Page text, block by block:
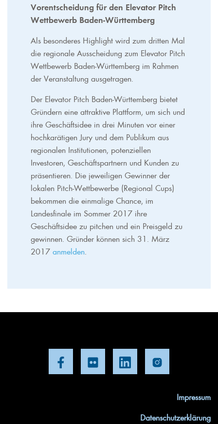
Vorentscheidung für den Elevator Pitch
Wettbewerb Baden-Württemberg
Als besonderes Highlight wird zum dritten Mal
die regionale Ausscheidung zum Elevator Pitch
Wettbewerb Baden-Württemberg im Rahmen
der Veranstaltung ausgetragen.
Der Elevator Pitch Baden-Württemberg bietet
Gründern eine attraktive Plattform, um sich und
ihre Geschäftsidee in drei Minuten vor einer
hochkarätigen Jury und dem Publikum aus
regionalen Institutionen, potenziellen
Investoren, Geschäftspartnern und Kunden zu
präsentieren. Die jeweiligen Gewinner der
lokalen Pitch-Wettbewerbe (Regional Cups)
bekommen die einmalige Chance, im
Landesfinale im Sommer 2017 ihre
Geschäftsidee zu pitchen und ein Preisgeld zu
gewinnen. Gründer können sich 31. März
2017 anmelden
Impressum
Datenschutzerklärung